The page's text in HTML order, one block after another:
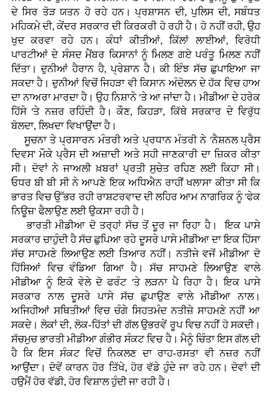
ਦੇ ਸਿਰ ਤੋੜ ਯਤਨ ਹੋ ਰਹੇ ਹਨ। ਪ੍ਰਸ਼ਾਸਨ ਦੀ, ਪੁਲਿਸ ਦੀ, ਸਬੰਧਤ
ਮਹਿਕਮੇ ਦੀ, ਕੇਂਦਰ ਸਰਕਾਰ ਦੀ ਕਿਰਕਰੀ ਹੋ ਰਹੀ ਹੈ। ਹੋ ਨਹੀਂ ਰਹੀ, ਉਹ
ਖੁਦ ਕਰਵਾ ਰਹੇ ਹਨ। ਕੰਧਾਂ ਕੀਤੀਆਂ, ਕਿੱਲਾਂ ਲਾਈਆਂ, ਵਿਰੋਧੀ
ਪਾਰਟੀਆਂ ਦੇ ਸੰਸਦ ਮੈਂਬਰ ਕਿਸਾਨਾਂ ਨੂੰ ਮਿਲਣ ਗਏ ਪਰੰਤੂ ਮਿਲਣ ਨਹੀਂ
ਦਿੱਤਾ। ਦੁਨੀਆਂ ਹੈਰਾਨ ਹੈ, ਪ੍ਰੇਸ਼ਾਨ ਹੈ। ਕੀ ਇੰਝ ਸੱਚ ਛੁਪਾਇਆ ਜਾ
ਸਕਦਾ ਹੈ। ਦੁਨੀਆਂ ਵਿਚੋਂ ਜਿਹੜਾ ਵੀ ਕਿਸਾਨ ਅੰਦੋਲਨ ਦੇ ਹੱਕ ਵਿਚ ਹਾਅ
ਦਾ ਨਾਅਰਾ ਮਾਰਦਾ ਹੈ। ਉਹ ਨਿਸ਼ਾਨੇ 'ਤੇ ਆ ਜਾਂਦਾ ਹੈ। ਮੀਡੀਆ ਦੇ ਹਰੇਕ
ਹਿੱਸੇ 'ਤੇ ਨਜ਼ਰ ਰਹਿੰਦੀ ਹੈ। ਕੌਣ, ਕਿਹੜਾ, ਕਿੱਥੇ ਸਰਕਾਰ ਦੇ ਵਿਰੁੱਧ
ਬੋਲਦਾ, ਲਿਖਦਾ ਵਿਖਾਉਂਦਾ ਹੈ।
ਸੂਚਨਾ ਤੇ ਪ੍ਰਸਾਰਨ ਮੰਤਰੀ ਅਤੇ ਪ੍ਰਧਾਨ ਮੰਤਰੀ ਨੇ 'ਨੈਸ਼ਨਲ ਪ੍ਰੈਸ
ਦਿਵਸ' ਮੌਕੇ ਪ੍ਰੈਸ ਦੀ ਅਜ਼ਾਦੀ ਅਤੇ ਸਹੀ ਜਾਣਕਾਰੀ ਦਾ ਜ਼ਿਕਰ ਕੀਤਾ
ਸੀ। ਦੋਵਾਂ ਨੇ ਜਾਅਲੀ ਖ਼ਬਰਾਂ ਪ੍ਰਤੀ ਸੁਚੇਤ ਰਹਿਣ ਲਈ ਕਿਹਾ ਸੀ।
ਓਧਰ ਬੀ ਬੀ ਸੀ ਨੇ ਆਪਣੇ ਇਕ ਅਧਿਐਨ ਰਾਹੀਂ ਖਲਾਸਾ ਕੀਤਾ ਸੀ ਕਿ
ਭਾਰਤ ਵਿਚ ਉੱਭਰ ਰਹੀ ਰਾਸ਼ਟਰਵਾਦ ਦੀ ਲਹਿਰ ਆਮ ਨਾਗਰਿਕ ਨੂੰ 'ਫੇਕ
ਨਿਊਜ਼' ਫੈਲਾਉਣ ਲਈ ਉਕਸਾ ਰਹੀ ਹੈ।
ਭਾਰਤੀ ਮੀਡੀਆ ਦੋ ਤਰ੍ਹਾਂ ਸੱਚ ਤੋਂ ਦੂਰ ਜਾ ਰਿਹਾ ਹੈ। ਇਕ ਪਾਸੇ
ਸਰਕਾਰ ਚਾਹੁੰਦੀ ਹੈ ਸੱਚ ਛੁਪਿਆ ਰਹੇ ਦੂਸਰੇ ਪਾਸੇ ਮੀਡੀਆ ਦਾ ਇਕ ਹਿੱਸਾ
ਸੱਚ ਸਾਹਮਣੇ ਲਿਆਉਣ ਲਈ ਤਿਆਰ ਨਹੀਂ। ਨਤੀਜੇ ਵਜੋਂ ਮੀਡੀਆ ਦੋ
ਹਿੱਸਿਆਂ ਵਿਚ ਵੰਡਿਆ ਗਿਆ ਹੈ। ਸੱਚ ਸਾਹਮਣੇ ਲਿਆਉਣ ਵਾਲੇ
ਮੀਡੀਆ ਨੂੰ ਇਕੋ ਵੇਲੇ ਦੋ ਫਰੰਟ 'ਤੇ ਲੜਨਾ ਪੈ ਰਿਹਾ ਹੈ। ਇਕ ਪਾਸੇ
ਸਰਕਾਰ ਨਾਲ ਦੂਸਰੇ ਪਾਸੇ ਸੱਚ ਛੁਪਾਉਣ ਵਾਲੇ ਮੀਡੀਆ ਨਾਲ।
ਅਜਿਹੀਆਂ ਸਥਿਤੀਆਂ ਵਿਚ ਚੰਗੇ ਸਿਹਤਮੰਦ ਨਤੀਜ਼ੇ ਸਾਹਮਣੇ ਨਹੀਂ ਆ
ਸਕਦੇ। ਲੋਕਾਂ ਦੀ, ਲੋਕ-ਹਿੱਤਾਂ ਦੀ ਗੱਲ ਉਭਰਵੇਂ ਰੂਪ ਵਿਚ ਨਹੀਂ ਹੋ ਸਕਦੀ।
ਸੱਚਮੁਚ ਭਾਰਤੀ ਮੀਡੀਆ ਗੰਭੀਰ ਸੰਕਟ ਵਿਚ ਹੈ। ਮੈਨੂੰ ਚਿੰਤਾ ਇਸ ਗੱਲ ਦੀ
ਹੈ ਕਿ ਇਸ ਸੰਕਟ ਵਿਚੋਂ ਨਿਕਲਣ ਦਾ ਰਾਹ-ਰਸਤਾ ਵੀ ਨਜ਼ਰ ਨਹੀਂ
ਆਉਂਦਾ। ਦੋਵੇਂ ਕਾਰਨ ਹੋਰ ਤਿੱਖੇ, ਹੋਰ ਵੱਡੇ ਹੁੰਦੇ ਜਾ ਰਹੇ ਹਨ। ਦੋਵਾਂ ਦੀ
ਹਉਮੈਂ ਹੋਰ ਵੱਡੀ, ਹੋਰ ਵਿਸ਼ਾਲ ਹੁੰਦੀ ਜਾ ਰਹੀ ਹੈ।